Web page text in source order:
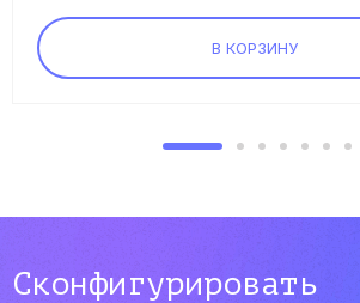
В КОРЗИНУ
Сконфигурировать